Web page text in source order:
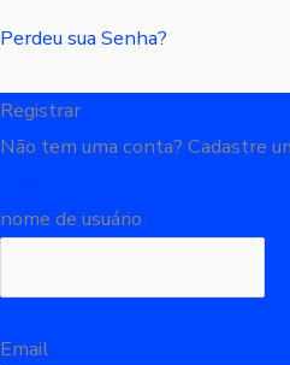
Perdeu sua Senha?
Registrar
Não tem uma conta? Cadastre
nome de usuário
Email